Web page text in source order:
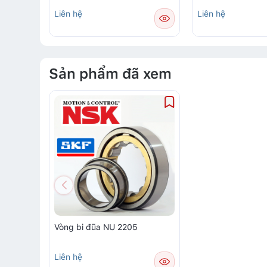
Liên hệ
Liên hệ
Sản phẩm đã xem
Vòng bi đũa NU 2205
Liên hệ